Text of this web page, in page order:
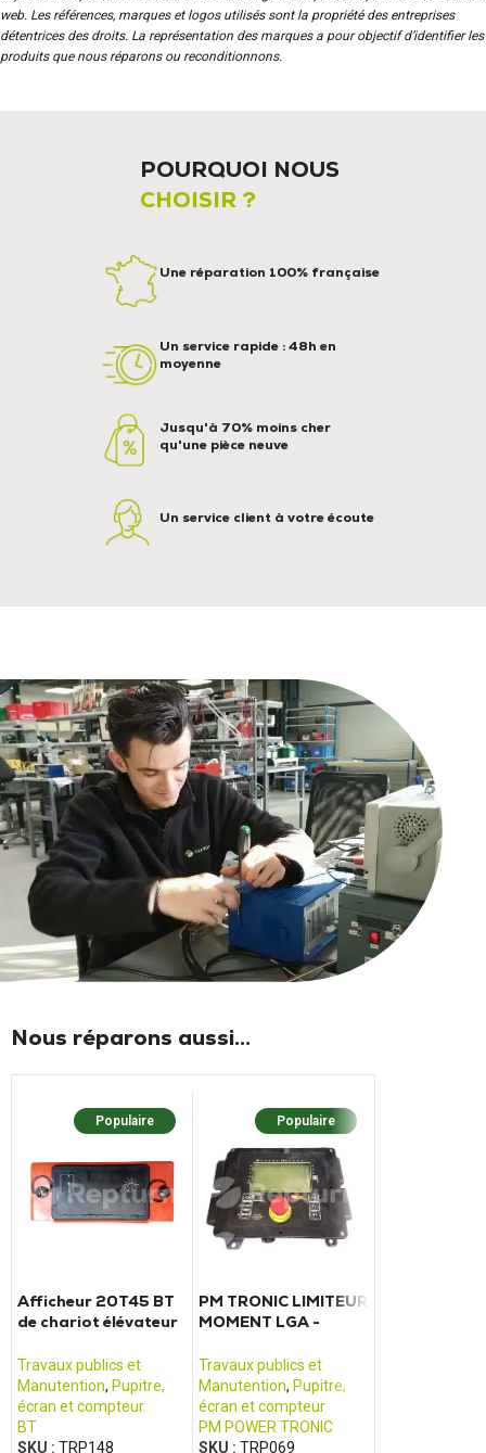
web. Les références, marques et logos utilisés sont la propriété des entreprises
détentrices des droits. La représentation des marques a pour objectif d’identifier les
produits que nous réparons ou reconditionnons.
POURQUOI NOUS
CHOISIR ?
Une réparation 100% française
Un service rapide : 48h en
moyenne
Jusqu'à 70% moins cher
qu'une pièce neuve
Un service client à votre écoute
Nous réparons aussi...
Populaire
Afficheur 20T45 BT
de chariot élévateur
Travaux publics et
Manutention, Pupitre,
écran et compteur
BT
SKU : TRP148
Populaire
PM TRONIC LIMITEUR
MOMENT LGA -
Travaux publics et
Manutention, Pupitre,
écran et compteur
PM POWER TRONIC
SKU : TRP069